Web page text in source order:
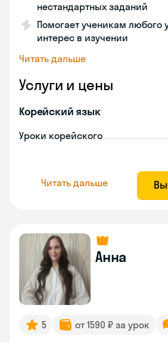
нестандартных заданий
Помогает ученикам любого
интерес в изучении
Читать дальше
Услуги и цены
Корейский язык
Уроки корейского
Читать дальше
Анна
5 от 1590 ₽ за урок